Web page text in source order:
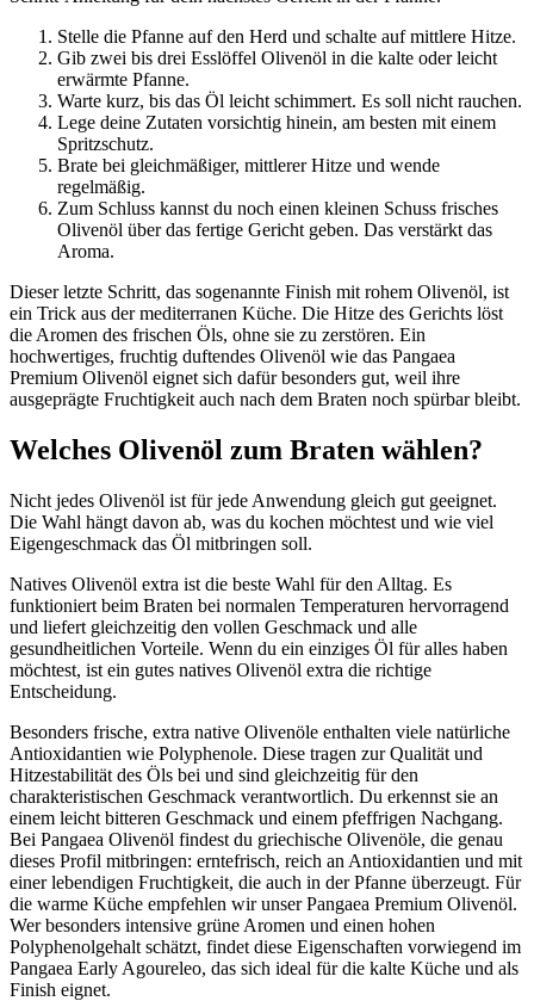
Stelle die Pfanne auf den Herd und schalte auf mittlere Hitze.
Gib zwei bis drei Esslöffel Olivenöl in die kalte oder leicht
erwärmte Pfanne.
Warte kurz, bis das Öl leicht schimmert. Es soll nicht rauchen.
Lege deine Zutaten vorsichtig hinein, am besten mit einem
Spritzschutz.
Brate bei gleichmäßiger, mittlerer Hitze und wende
regelmäßig.
Zum Schluss kannst du noch einen kleinen Schuss frisches
Olivenöl über das fertige Gericht geben. Das verstärkt das
Aroma.
Dieser letzte Schritt, das sogenannte Finish mit rohem Olivenöl, ist
ein Trick aus der mediterranen Küche. Die Hitze des Gerichts löst
die Aromen des frischen Öls, ohne sie zu zerstören. Ein
hochwertiges, fruchtig duftendes Olivenöl wie das Pangaea
Premium Olivenöl eignet sich dafür besonders gut, weil ihre
ausgeprägte Fruchtigkeit auch nach dem Braten noch spürbar bleibt.
Welches Olivenöl zum Braten wählen?
Nicht jedes Olivenöl ist für jede Anwendung gleich gut geeignet.
Die Wahl hängt davon ab, was du kochen möchtest und wie viel
Eigengeschmack das Öl mitbringen soll.
Natives Olivenöl extra ist die beste Wahl für den Alltag. Es
funktioniert beim Braten bei normalen Temperaturen hervorragend
und liefert gleichzeitig den vollen Geschmack und alle
gesundheitlichen Vorteile. Wenn du ein einziges Öl für alles haben
möchtest, ist ein gutes natives Olivenöl extra die richtige
Entscheidung.
Besonders frische, extra native Olivenöle enthalten viele natürliche
Antioxidantien wie Polyphenole. Diese tragen zur Qualität und
Hitzestabilität des Öls bei und sind gleichzeitig für den
charakteristischen Geschmack verantwortlich. Du erkennst sie an
einem leicht bitteren Geschmack und einem pfeffrigen Nachgang.
Bei Pangaea Olivenöl findest du griechische Olivenöle, die genau
dieses Profil mitbringen: erntefrisch, reich an Antioxidantien und mit
einer lebendigen Fruchtigkeit, die auch in der Pfanne überzeugt. Für
die warme Küche empfehlen wir unser Pangaea Premium Olivenöl.
Wer besonders intensive grüne Aromen und einen hohen
Polyphenolgehalt schätzt, findet diese Eigenschaften vorwiegend im
Pangaea Early Agoureleo, das sich ideal für die kalte Küche und als
Finish eignet.